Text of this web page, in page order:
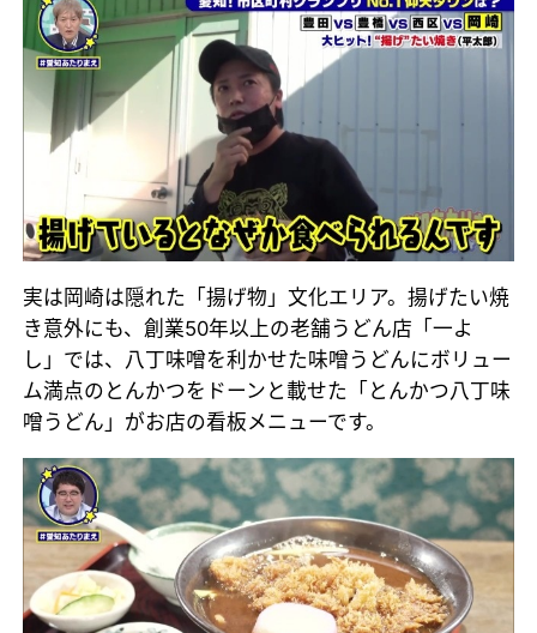
実は岡崎は隠れた「揚げ物」文化エリア。揚げたい焼
き意外にも、創業50年以上の老舗うどん店「一よ
し」では、八丁味噌を利かせた味噌うどんにボリュー
ム満点のとんかつをドーンと載せた「とんかつ八丁味
噌うどん」がお店の看板メニューです。